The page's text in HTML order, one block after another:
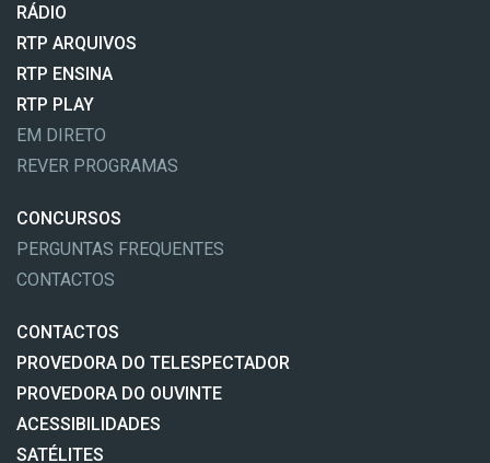
RÁDIO
RTP ARQUIVOS
RTP ENSINA
RTP PLAY
EM DIRETO
REVER PROGRAMAS
CONCURSOS
PERGUNTAS FREQUENTES
CONTACTOS
CONTACTOS
PROVEDORA DO TELESPECTADOR
PROVEDORA DO OUVINTE
ACESSIBILIDADES
SATÉLITES